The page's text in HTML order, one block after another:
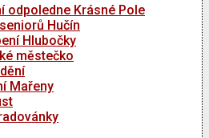
odpoledne Krásné Pole
Hučín
Hlubočky
městečko
Mařeny